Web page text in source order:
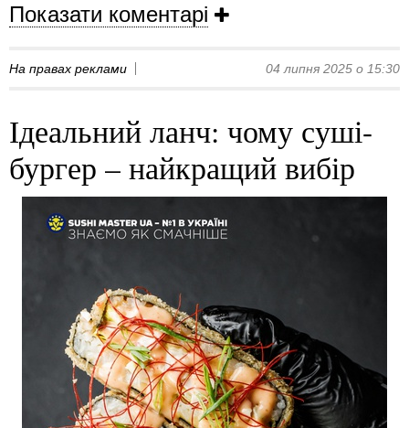
Показати коментарі
На правах реклами 04 липня 2025 о 15:30
Ідеальний ланч: чому суші-
бургер – найкращий вибір